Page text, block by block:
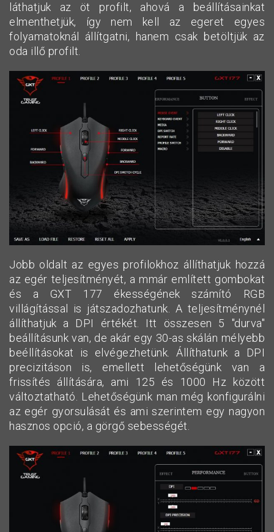
láthatjuk az öt profilt, ahová a beállításainkat
elmenthetjük, így nem kell az egeret egyes
folyamatoknál állítgatni, hanem csak betöltjük az
oda illő profilt.
Jobb oldalt az egyes profilokhoz állíthatjuk hozzá
az egér teljesítményét, a mmár említett gombokat
és a GXT 177 ékességének számító RGB
villágítással is játszadozhatunk. A teljesítménynél
állíthatjuk a DPI értékét. Itt összesen 5 "durva"
beállításunk van, de akár egy 30-as skálán mélyebb
beéllításokat is elvégezhetünk. Állíthatunk a DPI
precizitáson is, emellett lehetőségünk van a
frissítés állítására, ami 125 és 1000 Hz között
változtatható. Lehetőségünk man még konfigurálni
az egér gyorsulását és ami szerintem egy nagyon
hasznos opció, a görgő sebességét.